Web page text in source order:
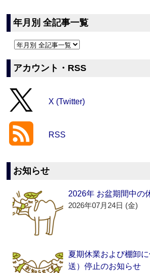
年月別 全記事一覧
アカウント・RSS
X (Twitter)
RSS
お知らせ
2026年 お盆期間中の
2026年07月24日 (金)
夏期休業および棚卸
送）停止のお知らせ